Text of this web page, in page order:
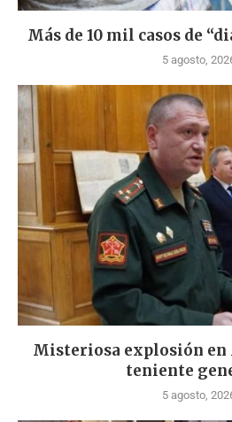
Más de 10 mil casos de
5 agosto,
Misteriosa explosión en
teniente
5 agosto,